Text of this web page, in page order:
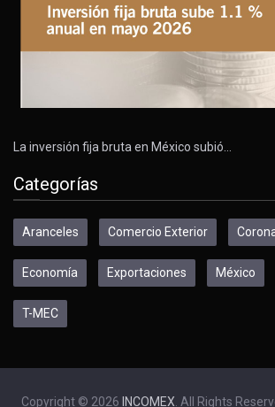
La inversión fija bruta en México subió…
Categorías
Aranceles Comercio Exterior
Economía Exportaciones México
T-MEC
Copyright © 2026 INCOMEX . All Rights